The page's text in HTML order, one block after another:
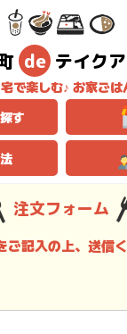
de テイク
で楽しむ♪ お家ごは
す
注文フォーム
ご記入の上、送信く